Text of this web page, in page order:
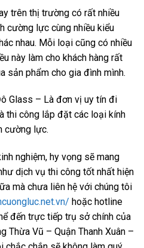
trên thị trường có rất nhiều
cường lực cùng nhiều kiểu
nhau. Mỗi loại cũng có nhiều
này làm cho khách hàng rất
sản phẩm cho gia đình mình.
Glass – Là đơn vị uy tín đi
thi công lắp đặt các loại kính
cường lực.
nghiệm, hy vọng sẽ mang
dịch vụ thi công tốt nhất hiện
mà chưa liên hệ với chúng tôi
hoặc hotline
đến trực tiếp trụ sở chính của
Thừa Vũ – Quận Thanh Xuân –